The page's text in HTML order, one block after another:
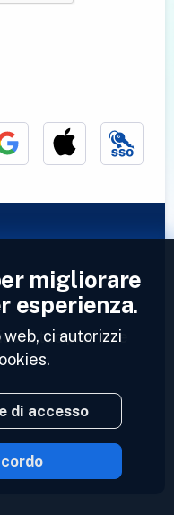
il tuo profilo e
migliorare
esperienza.
ci autorizzi
di accesso